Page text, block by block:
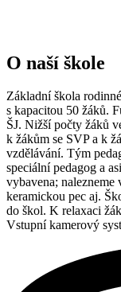
O naší škole
Základní škola
s kapacitou 50 žáků.
ŠJ. Nižší počty žáků
k žákům se SVP a k
vzdělávání. Tým
speciální pedagog a
vybavena;
keramickou pec aj.
do škol. K relaxaci
Vstupní kamerový